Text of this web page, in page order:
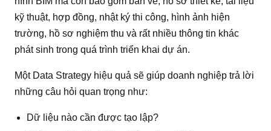
kỹ thuật, hợp đồng, nhật ký thi công, hình ảnh hiện
trường, hồ sơ nghiệm thu và rất nhiều thông tin khác
phát sinh trong quá trình triển khai dự án.
Một Data Strategy hiệu quả sẽ giúp doanh nghiệp trả lời
những câu hỏi quan trọng như:
Dữ liệu nào cần được tạo lập?